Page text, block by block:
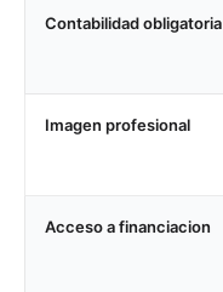
Contabilidad obligatoria
Imagen profesional
Acceso a financiacion